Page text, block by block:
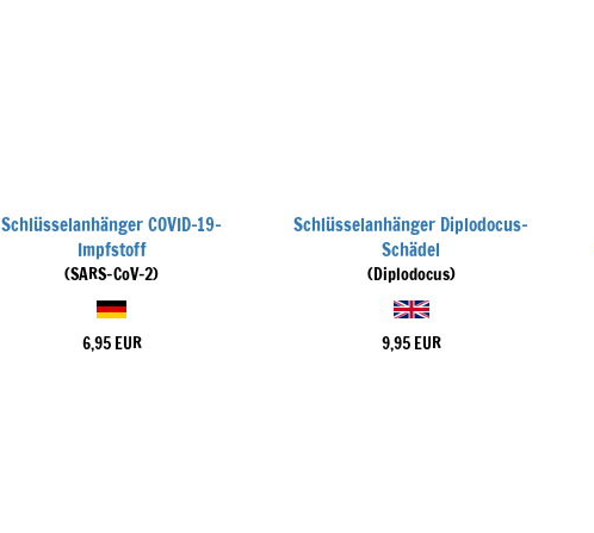
Schlüsselanhänger COVID-19-
Impfstoff
(SARS-CoV-2)
6,95 EUR
Schlüsselanhänger Diplodocus-
Schädel
(Diplodocus)
9,95 EUR